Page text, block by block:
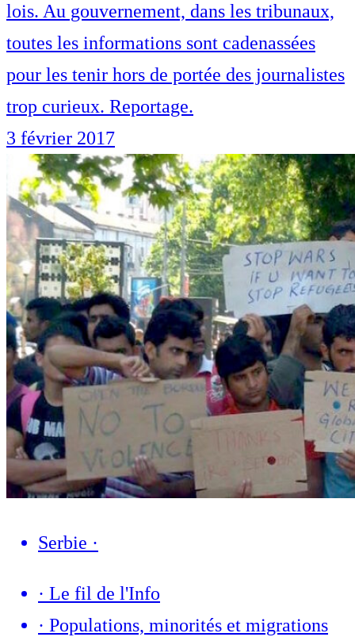
lois. Au gouvernement, dans les tribunaux,
toutes les informations sont cadenassées
pour les tenir hors de portée des journalistes
trop curieux. Reportage.
3 février 2017
Serbie ·
· Le fil de l'Info
· Populations, minorités et migrations